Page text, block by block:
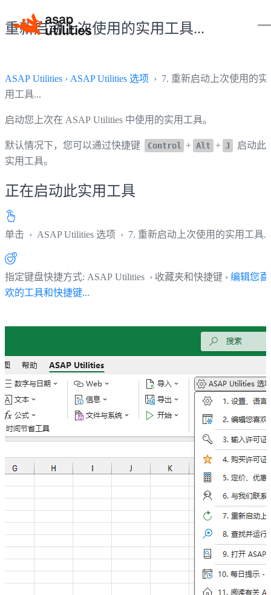
重新启动上次使用的实用工具...
ASAP Utilities › ASAP Utilities 选项 › 7. 重新启动上次使用的实
用工具...
启动您上次在 ASAP Utilities 中使用的实用工具。
默认情况下，您可以通过快捷键 Control + Alt + J
启动此
实用工具。
正在启动此实用工具
单击 › ASAP Utilities 选项 › 7. 重新启动上次使用的实用工具...
指定键盘快捷方式: ASAP Utilities › 收藏夹和快捷键 › 编辑您喜
欢的工具和快捷键...